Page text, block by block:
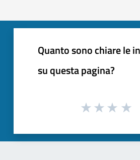
Quanto sono chiare le
su questa pagina?